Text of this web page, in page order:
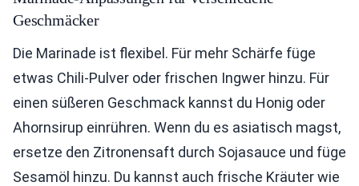
Geschmäcker
Die Marinade ist flexibel. Für mehr Schärfe füge
etwas Chili-Pulver oder frischen Ingwer hinzu. Für
einen süßeren Geschmack kannst du Honig oder
Ahornsirup einrühren. Wenn du es asiatisch magst,
ersetze den Zitronensaft durch Sojasauce und füge
Sesamöl hinzu. Du kannst auch frische Kräuter wie